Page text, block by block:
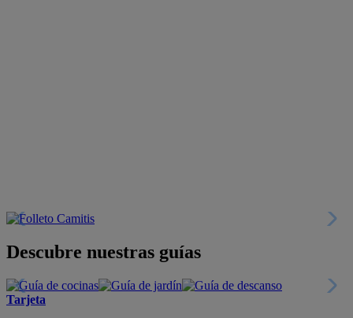
Descubre nuestras guías
Tarjeta